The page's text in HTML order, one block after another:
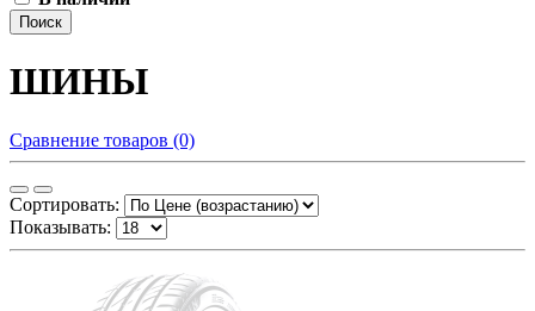
Поиск
ШИНЫ
Сравнение товаров (0)
Сортировать:
Показывать: